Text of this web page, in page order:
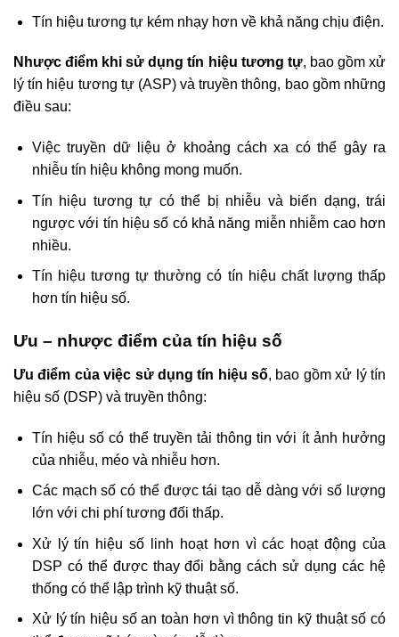
Tín hiệu tương tự kém nhạy hơn về khả năng chịu điện.
Nhược điểm khi sử dụng tín hiệu tương tự, bao gồm xử
lý tín hiệu tương tự (ASP) và truyền thông, bao gồm những
điều sau:
Việc truyền dữ liệu ở khoảng cách xa có thể gây ra
nhiễu tín hiệu không mong muốn.
Tín hiệu tương tự có thể bị nhiễu và biến dạng, trái
ngược với tín hiệu số có khả năng miễn nhiễm cao hơn
nhiều.
Tín hiệu tương tự thường có tín hiệu chất lượng thấp
hơn tín hiệu số.
Ưu – nhược điểm của tín hiệu số
Ưu điểm của việc sử dụng tín hiệu số, bao gồm xử lý tín
hiệu số (DSP) và truyền thông:
Tín hiệu số có thể truyền tải thông tin với ít ảnh hưởng
của nhiễu, méo và nhiễu hơn.
Các mạch số có thể được tái tạo dễ dàng với số lượng
lớn với chi phí tương đối thấp.
Xử lý tín hiệu số linh hoạt hơn vì các hoạt động của
DSP có thể được thay đổi bằng cách sử dụng các hệ
thống có thể lập trình kỹ thuật số.
Xử lý tín hiệu số an toàn hơn vì thông tin kỹ thuật số có